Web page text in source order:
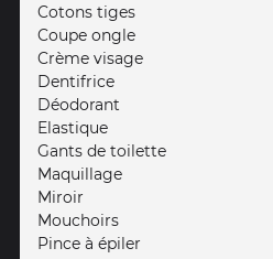
Cotons tiges
Coupe ongle
Crème visage
Dentifrice
Déodorant
Elastique
Gants de toilette
Maquillage
Miroir
Mouchoirs
Pince à épiler